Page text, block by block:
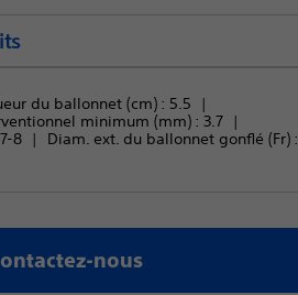
du ballonnet (cm) : 5.5
minimum (mm) : 3.7
8 Diam. ext. du ballonnet gonflé (Fr) :
nous